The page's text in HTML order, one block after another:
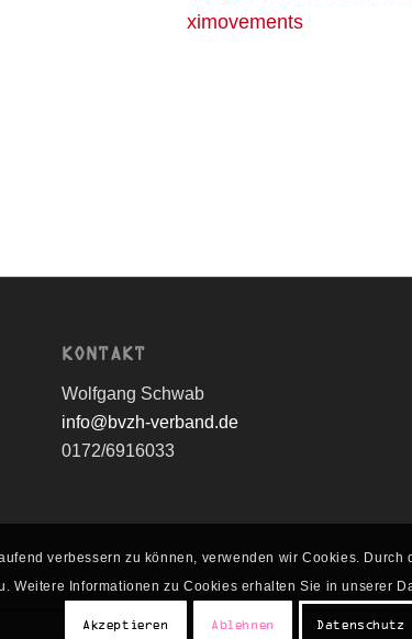
ximovements
KONTAKT
Wolfgang Schwab
info@bvzh-verband.de
0172/6916033
verbessern zu können, verwenden wir Cookies.
Weitere Informationen zu Cookies erhalten Sie in unserer
Akzeptieren Ablehnen Datenschutz